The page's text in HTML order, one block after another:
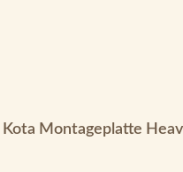
Kota Montageplatte